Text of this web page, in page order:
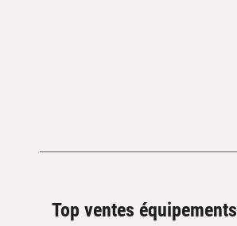
Top ventes équipements